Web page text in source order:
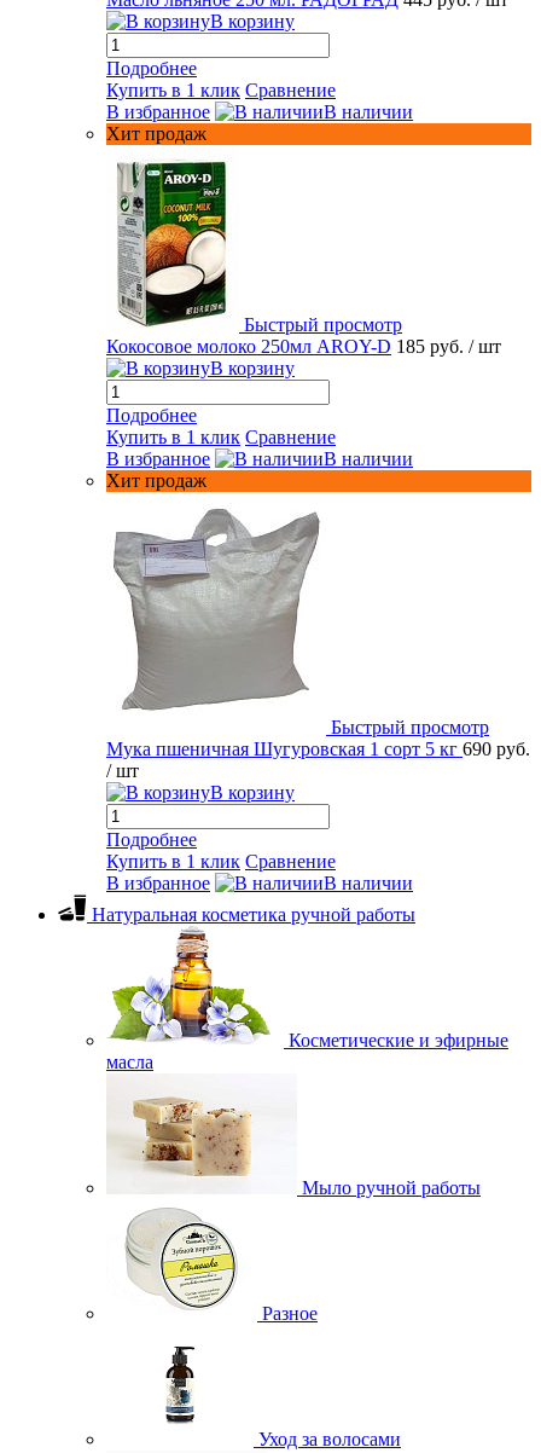
В корзину
Подробнее
Купить в 1 клик Сравнение
В избранное
В наличии
Хит продаж
Быстрый просмотр
Кокосовое молоко 250мл AROY-D 185 руб. / шт
В корзину
Подробнее
Купить в 1 клик Сравнение
В избранное
В наличии
Хит продаж
Быстрый просмотр
Мука пшеничная Шугуровская 1 сорт 5 кг 690 руб.
/ шт
В корзину
Подробнее
Купить в 1 клик Сравнение
В избранное
В наличии
Натуральная косметика ручной работы
Косметические и эфирные
масла
Мыло ручной работы
Разное
Уход за волосами